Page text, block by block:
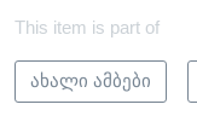
This item is part of
ახალი ამბები